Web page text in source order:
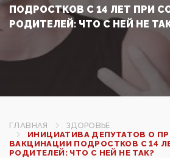
ПОДРОСТКОВ С 14 ЛЕТ ПРИ
РОДИТЕЛЕЙ: ЧТО С НЕЙ НЕ
ГЛАВНАЯ
ЗДОРОВЬЕ
ИНИЦИАТИВА ДЕПУТАТОВ О
ВАКЦИНАЦИИ ПОДРОСТКОВ С 14
РОДИТЕЛЕЙ: ЧТО С НЕЙ НЕ ТАК?